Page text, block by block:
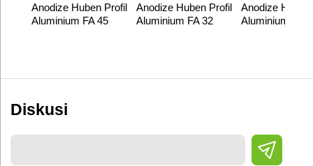
Anodize Huben Profil
Aluminium FA 45
Anodize Huben Profil
Aluminium FA 32
Anodize
Aluminium FA
Diskusi